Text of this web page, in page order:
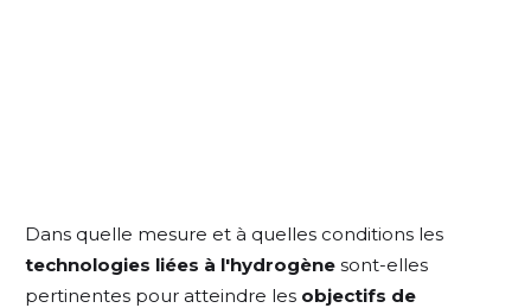
Dans quelle mesure et à quelles conditions les
technologies liées à l'hydrogène sont-elles
pertinentes pour atteindre les objectifs de